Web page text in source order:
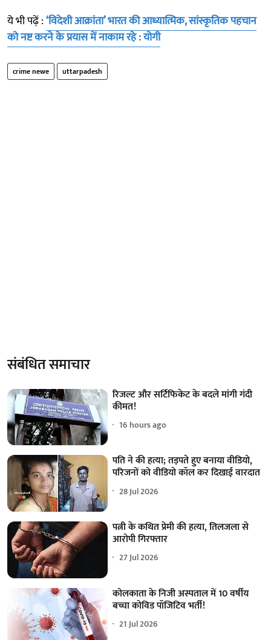
ये भी पढ़ें :‘विदेशी आक्रांता’ भारत की आध्यात्मिक, सांस्कृतिक पहचान
को नष्ट करने के प्रयास में नाकाम रहे : योगी
crime newe uttarpadesh
संबंधित समाचार
रिजल्ट और सर्टिफिकेट के बदले मांगी गंदी
कीमत!
16 hours ago
पति ने की हत्या; तड़पते हुए बनाया वीडियो,
परिजनों को वीडियो कॉल कर दिखाई वारदात
28 Jul 2026
पत्नी के कथित प्रेमी की हत्या, तिलजला से
आरोपी गिरफ्तार
27 Jul 2026
कोलकाता के निजी अस्पताल में 10 वर्षीय
बच्चा कोविड पॉजिटिव भर्ती!
21 Jul 2026